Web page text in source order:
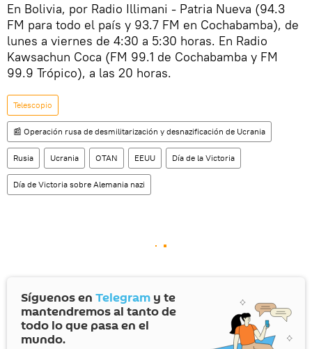
En Bolivia, por Radio Illimani - Patria Nueva (94.3
FM para todo el país y 93.7 FM en Cochabamba), de
lunes a viernes de 4:30 a 5:30 horas. En Radio
Kawsachun Coca (FM 99.1 de Cochabamba y FM
99.9 Trópico), a las 20 horas.
Telescopio
📰 Operación rusa de desmilitarización y desnazificación de Ucrania
Rusia Ucrania OTAN EEUU Día de la Victoria
Día de Victoria sobre Alemania nazi
Síguenos en Telegram y te
mantendremos al tanto de
todo lo que pasa en el
mundo.